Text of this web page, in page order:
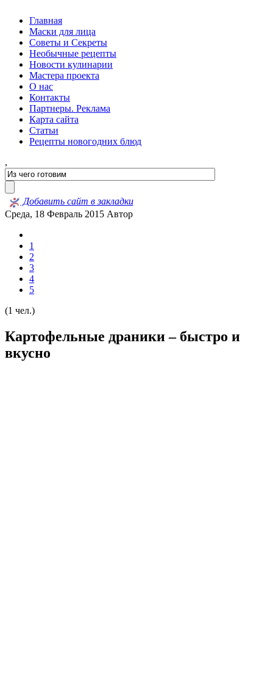
Главная
Маски для лица
Советы и Секреты
Необычные рецепты
Новости кулинарии
Мастера проекта
О нас
Контакты
Партнеры. Реклама
Карта сайта
Статьи
Рецепты новогодних блюд
,
Добавить сайт в закладки
Среда, 18 Февраль 2015 Автор
1
2
3
4
5
(1 чел.)
Картофельные драники – быстро и
вкусно